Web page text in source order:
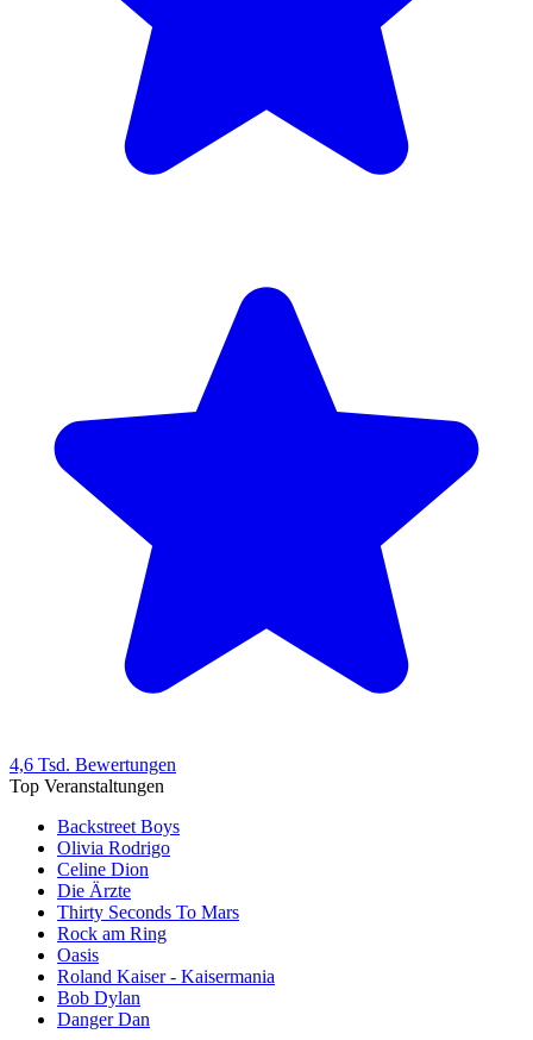
4,6 Tsd. Bewertungen
Top Veranstaltungen
Backstreet Boys
Olivia Rodrigo
Celine Dion
Die Ärzte
Thirty Seconds To Mars
Rock am Ring
Oasis
Roland Kaiser - Kaisermania
Bob Dylan
Danger Dan